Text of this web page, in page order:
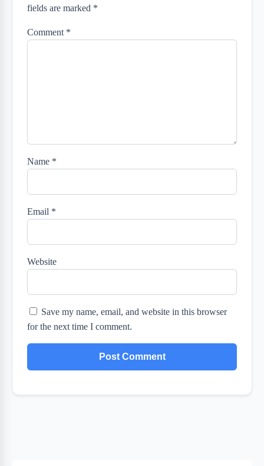
fields are marked *
Comment *
Name *
Email *
Website
Save my name, email, and website in this browser
for the next time I comment.